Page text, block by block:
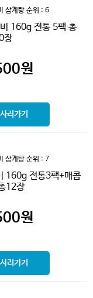
삼계탕 순위 : 6
160g 전통 5팩 총
장
원
러가기
삼계탕 순위 : 7
160g 전통3팩+매콤
12장
원
러가기